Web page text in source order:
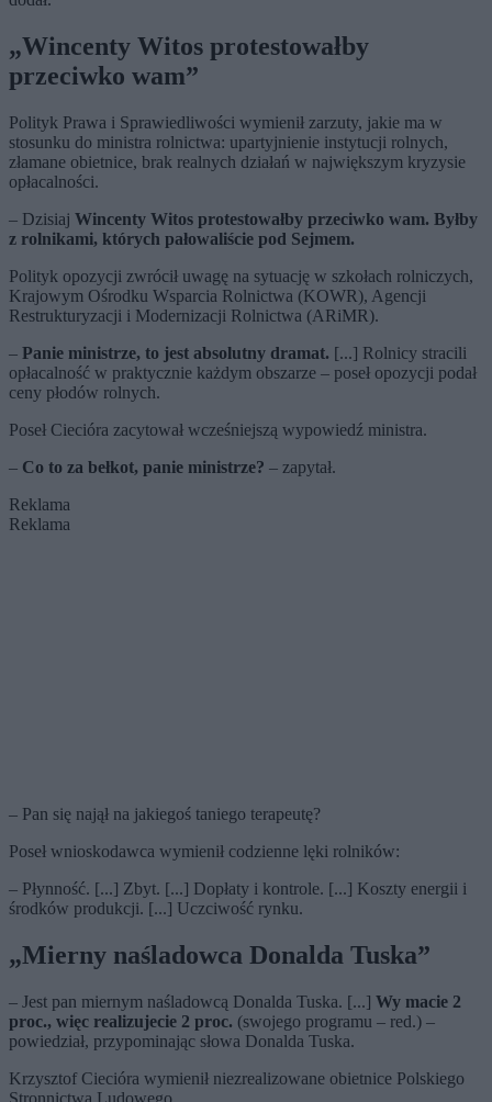
„Wincenty Witos protestowałby
przeciwko wam”
Polityk Prawa i Sprawiedliwości wymienił zarzuty, jakie ma w
stosunku do ministra rolnictwa: upartyjnienie instytucji rolnych,
złamane obietnice, brak realnych działań w największym kryzysie
opłacalności.
– Dzisiaj Wincenty Witos protestowałby przeciwko wam. Byłby
z rolnikami, których pałowaliście pod Sejmem.
Polityk opozycji zwrócił uwagę na sytuację w szkołach rolniczych,
Krajowym Ośrodku Wsparcia Rolnictwa (KOWR), Agencji
Restrukturyzacji i Modernizacji Rolnictwa (ARiMR).
– Panie ministrze, to jest absolutny dramat. [...] Rolnicy stracili
opłacalność w praktycznie każdym obszarze – poseł opozycji podał
ceny płodów rolnych.
Poseł Ciecióra zacytował wcześniejszą wypowiedź ministra.
– Co to za bełkot, panie ministrze? – zapytał.
Reklama
Reklama
– Pan się najął na jakiegoś taniego terapeutę?
Poseł wnioskodawca wymienił codzienne lęki rolników:
– Płynność. [...] Zbyt. [...] Dopłaty i kontrole. [...] Koszty energii i
środków produkcji. [...] Uczciwość rynku.
„Mierny naśladowca Donalda Tuska”
– Jest pan miernym naśladowcą Donalda Tuska. [...] Wy macie 2
proc., więc realizujecie 2 proc. (swojego programu – red.) –
powiedział, przypominając słowa Donalda Tuska.
Krzysztof Ciecióra wymienił niezrealizowane obietnice Polskiego
Stronnictwa Ludowego.